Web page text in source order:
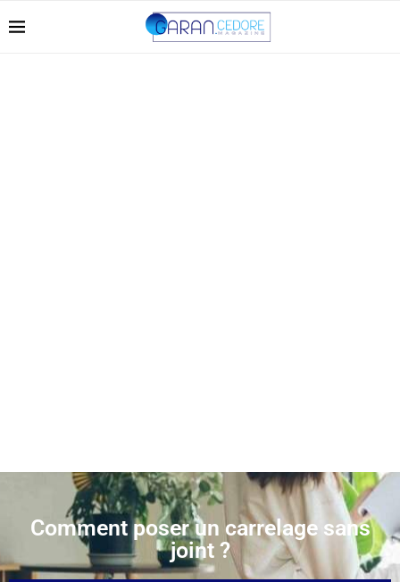
Comment poser un carrelage sans
joint ?